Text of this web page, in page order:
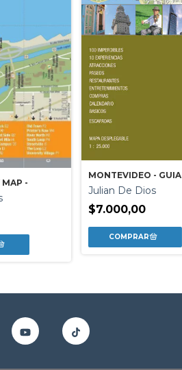
MAP -
MONTEVIDEO -
Julian De Dios
$7.000,00